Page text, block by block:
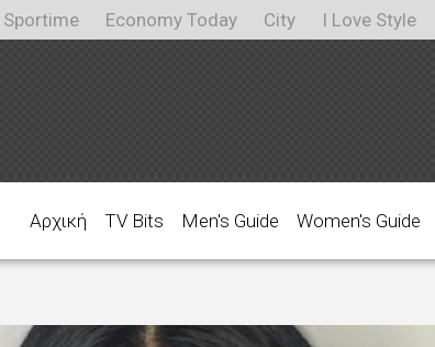
Sportime Economy Today City I Love Style
Αρχική TV Bits Men's Guide Women's Guide